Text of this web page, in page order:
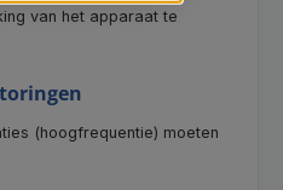
van het apparaat te
(hoogfrequentie) moeten